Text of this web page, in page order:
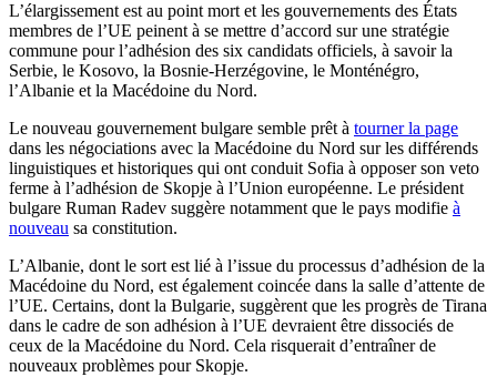
L’élargissement est au point mort et les gouvernements des États
membres de l’UE peinent à se mettre d’accord sur une stratégie
commune pour l’adhésion des six candidats officiels, à savoir la
Serbie, le Kosovo, la Bosnie-Herzégovine, le Monténégro,
l’Albanie et la Macédoine du Nord.
Le nouveau gouvernement bulgare semble prêt à tourner la page
dans les négociations avec la Macédoine du Nord sur les différends
linguistiques et historiques qui ont conduit Sofia à opposer son veto
ferme à l’adhésion de Skopje à l’Union européenne. Le président
bulgare Ruman Radev suggère notamment que le pays modifie à
nouveau sa constitution.
L’Albanie, dont le sort est lié à l’issue du processus d’adhésion de la
Macédoine du Nord, est également coincée dans la salle d’attente de
l’UE. Certains, dont la Bulgarie, suggèrent que les progrès de Tirana
dans le cadre de son adhésion à l’UE devraient être dissociés de
ceux de la Macédoine du Nord. Cela risquerait d’entraîner de
nouveaux problèmes pour Skopje.